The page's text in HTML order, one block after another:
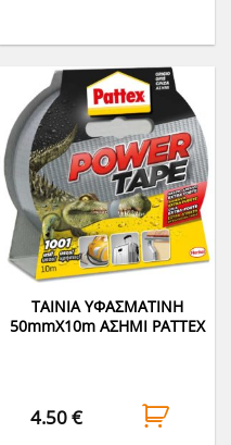
ΤΑΙΝΙΑ ΥΦΑΣΜΑΤΙΝΗ
50mmΧ10m ΑΣΗΜΙ PATTEX
4.50€